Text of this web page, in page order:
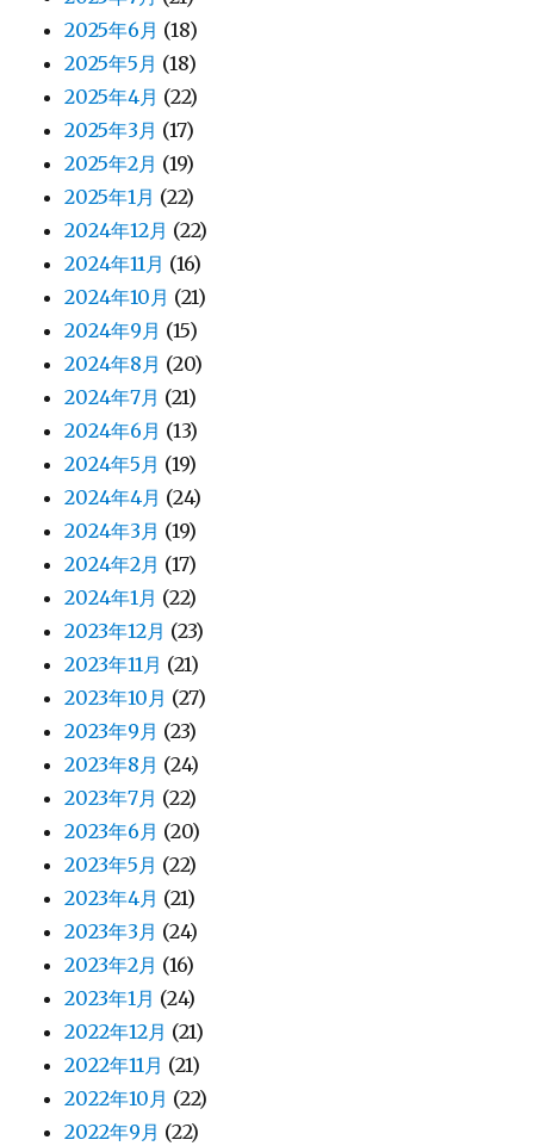
2025年6月 (18)
2025年5月 (18)
2025年4月 (22)
2025年3月 (17)
2025年2月 (19)
2025年1月 (22)
2024年12月 (22)
2024年11月 (16)
2024年10月 (21)
2024年9月 (15)
2024年8月 (20)
2024年7月 (21)
2024年6月 (13)
2024年5月 (19)
2024年4月 (24)
2024年3月 (19)
2024年2月 (17)
2024年1月 (22)
2023年12月 (23)
2023年11月 (21)
2023年10月 (27)
2023年9月 (23)
2023年8月 (24)
2023年7月 (22)
2023年6月 (20)
2023年5月 (22)
2023年4月 (21)
2023年3月 (24)
2023年2月 (16)
2023年1月 (24)
2022年12月 (21)
2022年11月 (21)
2022年10月 (22)
2022年9月 (22)